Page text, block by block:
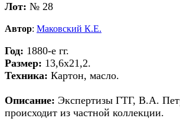
Лот: № 28
Автор: Маковский К.Е.
Год: 1880-е гг.
Размер: 13,6х21,2.
Техника: Картон, масло.
Описание: Экспертизы ГТГ, В.А.
происходит из частной коллекции.